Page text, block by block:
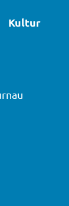
Kultur